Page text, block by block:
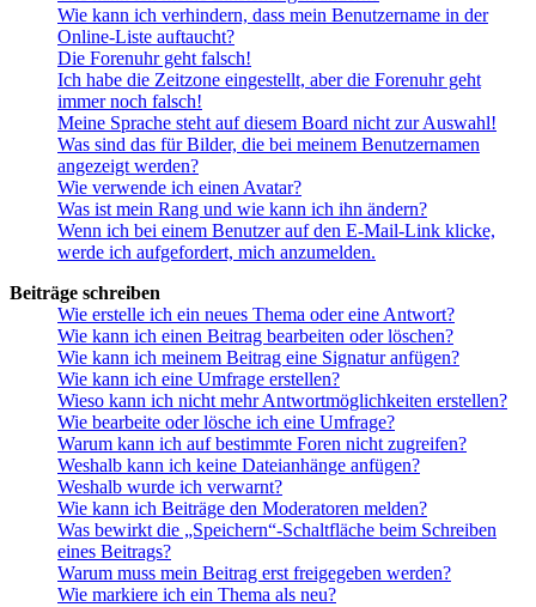
Wie kann ich verhindern, dass mein Benutzername in der
Online-Liste auftaucht?
Die Forenuhr geht falsch!
Ich habe die Zeitzone eingestellt, aber die Forenuhr geht
immer noch falsch!
Meine Sprache steht auf diesem Board nicht zur Auswahl!
Was sind das für Bilder, die bei meinem Benutzernamen
angezeigt werden?
Wie verwende ich einen Avatar?
Was ist mein Rang und wie kann ich ihn ändern?
Wenn ich bei einem Benutzer auf den E-Mail-Link klicke,
werde ich aufgefordert, mich anzumelden.
Beiträge schreiben
Wie erstelle ich ein neues Thema oder eine Antwort?
Wie kann ich einen Beitrag bearbeiten oder löschen?
Wie kann ich meinem Beitrag eine Signatur anfügen?
Wie kann ich eine Umfrage erstellen?
Wieso kann ich nicht mehr Antwortmöglichkeiten erstellen?
Wie bearbeite oder lösche ich eine Umfrage?
Warum kann ich auf bestimmte Foren nicht zugreifen?
Weshalb kann ich keine Dateianhänge anfügen?
Weshalb wurde ich verwarnt?
Wie kann ich Beiträge den Moderatoren melden?
Was bewirkt die „Speichern“-Schaltfläche beim Schreiben
eines Beitrags?
Warum muss mein Beitrag erst freigegeben werden?
Wie markiere ich ein Thema als neu?